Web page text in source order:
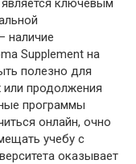
ключевым
наличие
Supplement на
полезно для
продолжения
программы
онлайн, очно
учебу с
оказывает